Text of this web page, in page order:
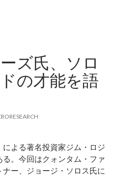
ズ氏、ソロ
の才能を語
による著名投資家ジム・ロジ
。今回はクォンタム・ファ
ー、ジョージ・ソロス氏に